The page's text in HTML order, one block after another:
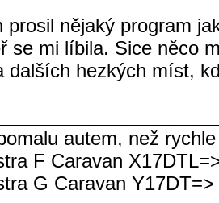
prosil nějaký program
se mi líbila. Sice něco
dalších hezkých míst,
autem, než
F Caravan
G Caravan Y17DT=>